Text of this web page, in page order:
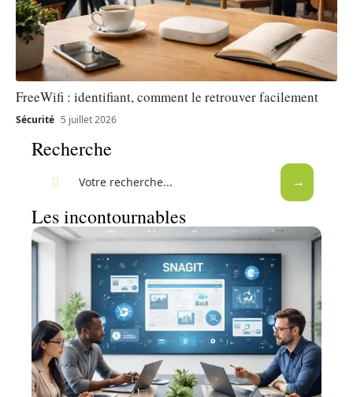
FreeWifi : identifiant, comment le retrouver facilement
Sécurité 5 juillet 2026
Recherche
Les incontournables